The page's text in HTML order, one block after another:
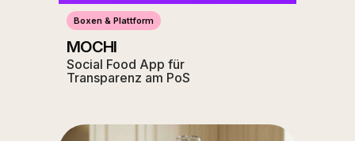
Boxen & Plattform
MOCHI
Social Food App für
Transparenz am PoS